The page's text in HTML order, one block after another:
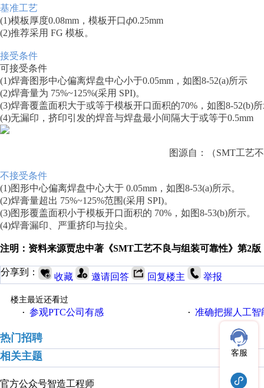
基准工艺
(1)模板厚度0.08mm，模板开口ф0.25mm
(2)推荐采用 FG 模板。
接受条件
可接受条件
(1)焊膏图形中心偏离焊盘中心小于0.05mm，如图8-52(a)所示
(2)焊膏量为 75%~125%(采用 SPI)。
(3)焊膏覆盖面积大于或等于模板开口面积的70%，如图8-52(b)
(4)无漏印，挤印引发的焊音与焊盘最小间隔大于或等于0.5mm
图源自：（SMT工艺
不接受条件
(1)图形中心偏离焊盘中心大于 0.05mm，如图8-53(a)所示。
(2)焊膏量超出 75%~125%范围(采用 SPI)。
(3)图形覆盖面积小于模板开口面积的 70%，如图8-53(b)所示。
(4)焊膏漏印、严重挤印与拉尖。
注明：资料来源贾忠中著《SMT工艺不良与组装可靠性》第2版
分享到： 收藏 邀请回答 回复楼主 举报
楼主最近还看过
· 参观PTC公司有感 · 准确把握人工
热门招聘
相关主题
官方公众号智造工程师
客服